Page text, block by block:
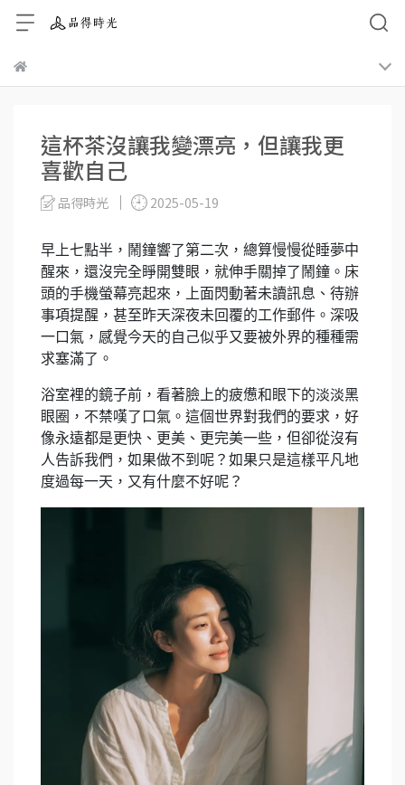
這杯茶沒讓我變漂亮，但讓我更
喜歡自己
品得時光 2025-05-19
早上七點半，鬧鐘響了第二次，總算慢慢從睡夢中
醒來，還沒完全睜開雙眼，就伸手關掉了鬧鐘。床
頭的手機螢幕亮起來，上面閃動著未讀訊息、待辦
事項提醒，甚至昨天深夜未回覆的工作郵件。深吸
一口氣，感覺今天的自己似乎又要被外界的種種需
求塞滿了。
浴室裡的鏡子前，看著臉上的疲憊和眼下的淡淡黑
眼圈，不禁嘆了口氣。這個世界對我們的要求，好
像永遠都是更快、更美、更完美一些，但卻從沒有
人告訴我們，如果做不到呢？如果只是這樣平凡地
度過每一天，又有什麼不好呢？